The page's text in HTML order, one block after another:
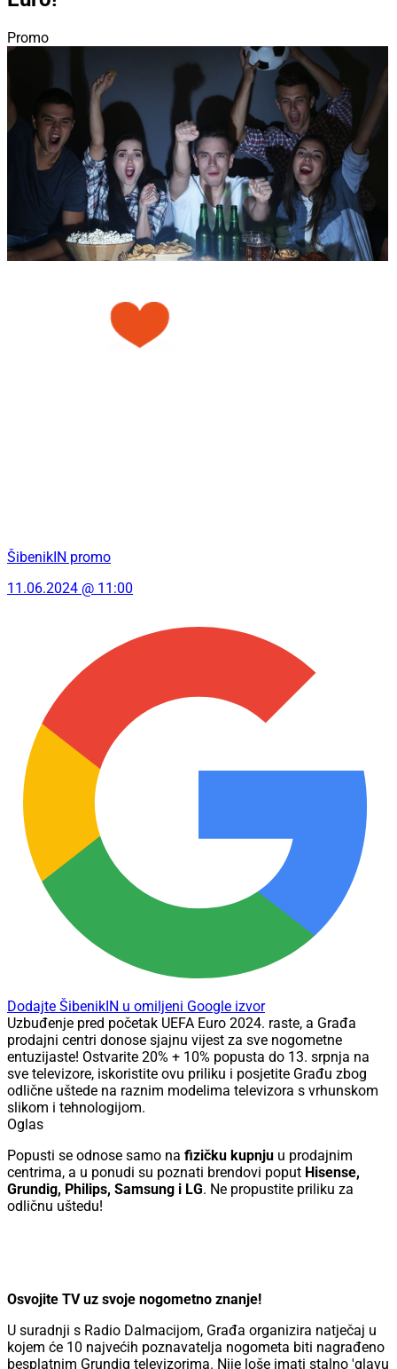
Promo
ŠibenikIN promo
11.06.2024 @ 11:00
Dodajte ŠibenikIN u omiljeni Google izvor
Uzbuđenje pred početak UEFA Euro 2024. raste, a Građa
prodajni centri donose sjajnu vijest za sve nogometne
entuzijaste! Ostvarite 20% + 10% popusta do 13. srpnja na
sve televizore, iskoristite ovu priliku i posjetite Građu zbog
odlične uštede na raznim modelima televizora s vrhunskom
slikom i tehnologijom.
Oglas
Popusti se odnose samo na fizičku kupnju u prodajnim
centrima, a u ponudi su poznati brendovi poput Hisense,
Grundig, Philips, Samsung i LG. Ne propustite priliku za
odličnu uštedu!
Osvojite TV uz svoje nogometno znanje!
U suradnji s Radio Dalmacijom, Građa organizira natječaj u
kojem će 10 najvećih poznavatelja nogometa biti nagrađeno
besplatnim Grundig televizorima. Nije loše imati stalno 'glavu